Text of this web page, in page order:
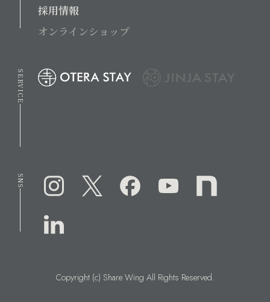
採用情報
オンラインショップ
SERVICE
SNS
Copyright (c) Share Wing All Rights Reserved.